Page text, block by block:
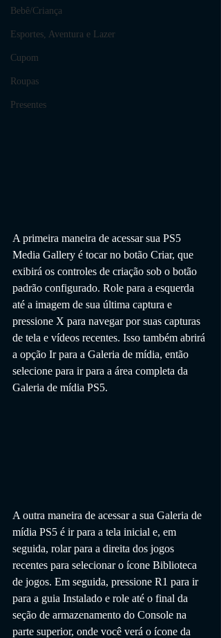
Bebê/Criança
Esportes, Aventura e Lazer
Cupom
Roupas
Presentes
A primeira maneira de acessar sua PS5
Media Gallery é tocar no botão Criar, que
exibirá os controles de criação sob o botão
padrão configurado. Role para a esquerda
até a imagem de sua última captura e
pressione X para navegar por suas capturas
de tela e vídeos recentes. Isso também abrirá
a opção Ir para a Galeria de mídia, então
selecione para ir para a área completa da
Galeria de mídia PS5.
A outra maneira de acessar a sua Galeria de
mídia PS5 é ir para a tela inicial e, em
seguida, rolar para a direita dos jogos
recentes para selecionar o ícone Biblioteca
de jogos. Em seguida, pressione R1 para ir
para a guia Instalado e role até o final da
seção de armazenamento do Console na
parte superior, onde você verá o ícone da